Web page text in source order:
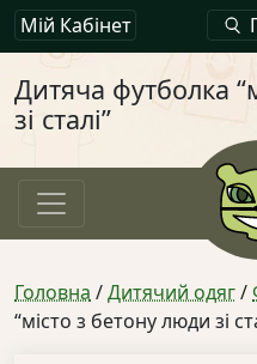
Мій Кабінет
Дитяча футболка
зі сталі”
Головна /Дитячий одяг/
“місто з бетону люди зі